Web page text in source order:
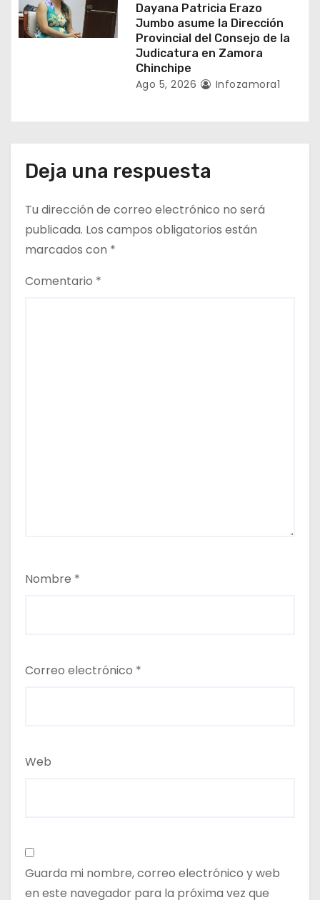
Dayana Patricia Erazo
Jumbo asume la Dirección
Provincial del Consejo de la
Judicatura en Zamora
Chinchipe
Ago 5, 2026 Infozamora1
Deja una respuesta
Tu dirección de correo electrónico no será
publicada. Los campos obligatorios están
marcados con *
Comentario *
Nombre *
Correo electrónico *
Web
Guarda mi nombre, correo electrónico y web
en este navegador para la próxima vez que